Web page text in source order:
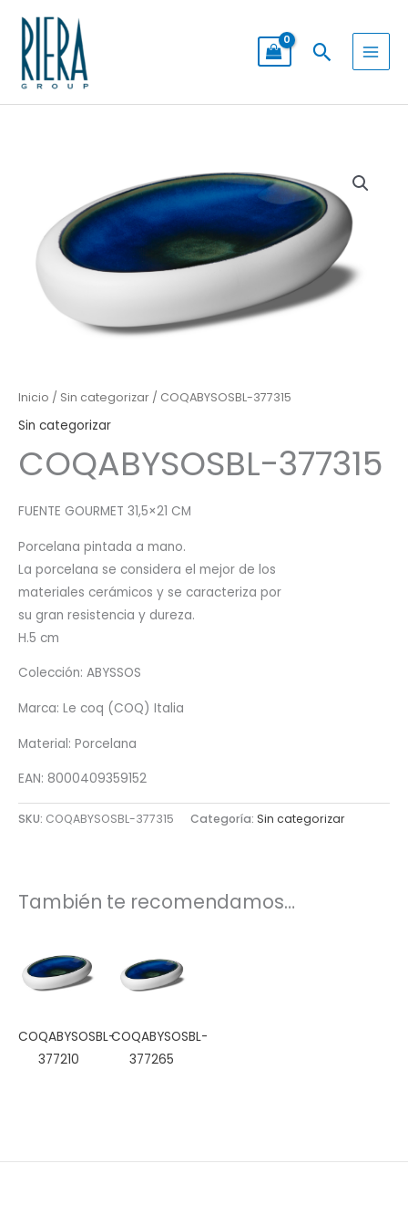
contenido
Buscar
Inicio / Sin categorizar / COQABYSOSBL-377315
Sin categorizar
COQABYSOSBL-377315
FUENTE GOURMET 31,5×21 CM
Porcelana pintada a mano.
La porcelana se considera el mejor de los
materiales cerámicos y se caracteriza por
su gran resistencia y dureza.
H.5 cm
Colección: ABYSSOS
Marca: Le coq (COQ) Italia
Material: Porcelana
EAN: 8000409359152
SKU: COQABYSOSBL-377315 Categoría: Sin categorizar
También te recomendamos…
COQABYSOSBL-
377210
COQABYSOSBL-
377265